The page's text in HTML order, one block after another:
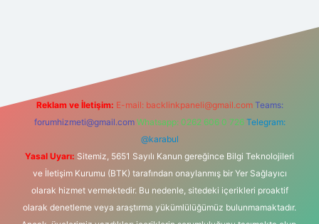
Reklam ve İletişim: E-mail: backlinkpaneli@gmail.com Teams:
forumhizmeti@gmail.com Whatsapp: 0262 606 0 726 Telegram:
@karabul
Yasal Uyarı: Sitemiz, 5651 Sayılı Kanun gereğince Bilgi Teknolojileri
ve İletişim Kurumu (BTK) tarafından onaylanmış bir Yer Sağlayıcı
olarak hizmet vermektedir. Bu nedenle, sitedeki içerikleri proaktif
olarak denetleme veya araştırma yükümlülüğümüz bulunmamaktadır.